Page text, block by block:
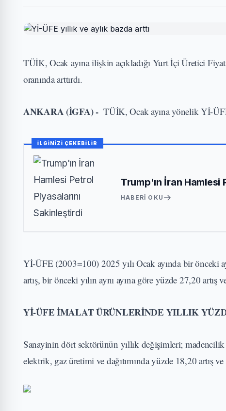
TÜİK, Ocak ayına ilişkin açıkladığı Yurt İçi Üretici
oranında arttırdı.
ANKARA (İGFA) - TÜİK, Ocak ayına yönelik Yİ-
İLGİNİZİ ÇEKEBİLİR
Trump'ın İran Hamlesi
HABERI OKU
Yİ-ÜFE (2003=100) 2025 yılı Ocak ayında bir önceki
artış, bir önceki yılın aynı ayına göre yüzde 27,20
Yİ-ÜFE İMALAT ÜRÜNLERİNDE YILLIK
Sanayinin dört sektörünün yıllık değişimleri; madencilik
elektrik, gaz üretimi ve dağıtımında yüzde 18,20 artış